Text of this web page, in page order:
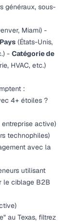
généraux, sous-
Miami) -
Pays (États-Unis,
- Catégorie de
HVAC, etc.)
:
4+ étoiles ?
active)
technophiles)
avec la
utilisant
le ciblage B2B
au Texas, filtrez